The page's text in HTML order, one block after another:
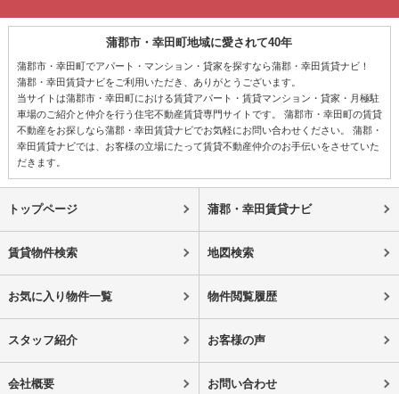
蒲郡市・幸田町地域に愛されて40年
蒲郡市・幸田町でアパート・マンション・貸家を探すなら蒲郡・幸田賃貸ナビ！
蒲郡・幸田賃貸ナビをご利用いただき、ありがとうございます。
当サイトは蒲郡市・幸田町における賃貸アパート・賃貸マンション・貸家・月極駐
車場のご紹介と仲介を行う住宅不動産賃貸専門サイトです。 蒲郡市・幸田町の賃貸
不動産をお探しなら蒲郡・幸田賃貸ナビでお気軽にお問い合わせください。 蒲郡・
幸田賃貸ナビでは、お客様の立場にたって賃貸不動産仲介のお手伝いをさせていた
だきます。
トップページ 蒲郡・幸田賃貸ナビ
賃貸物件検索 地図検索
お気に入り物件一覧 物件閲覧履歴
スタッフ紹介 お客様の声
会社概要 お問い合わせ